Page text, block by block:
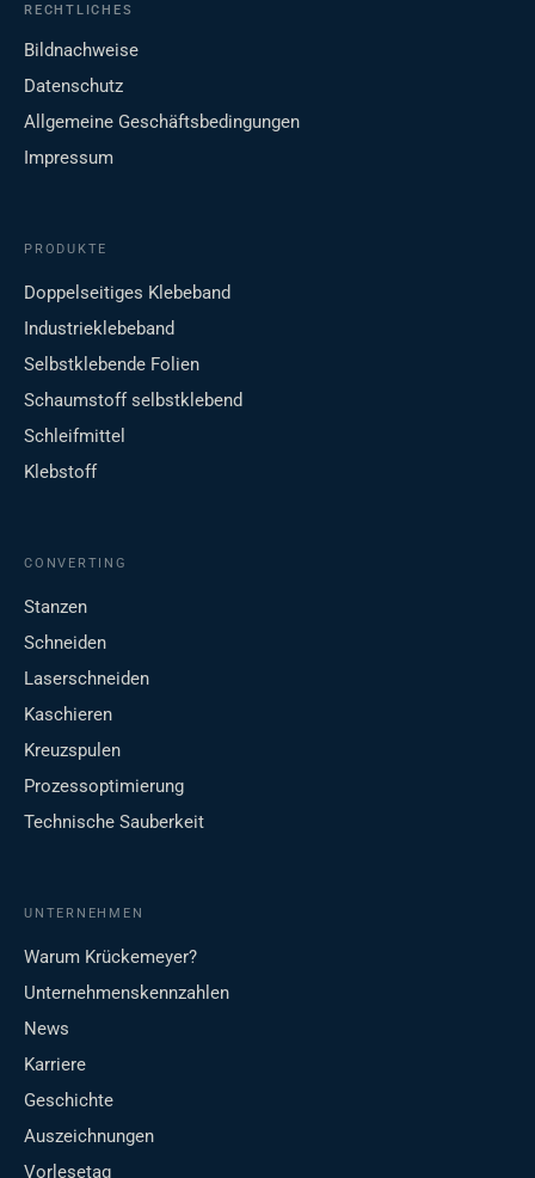
RECHTLICHES
Bildnachweise
Datenschutz
Allgemeine Geschäftsbedingungen
Impressum
PRODUKTE
Doppelseitiges Klebeband
Industrieklebeband
Selbstklebende Folien
Schaumstoff selbstklebend
Schleifmittel
Klebstoff
CONVERTING
Stanzen
Schneiden
Laserschneiden
Kaschieren
Kreuzspulen
Prozessoptimierung
Technische Sauberkeit
UNTERNEHMEN
Warum Krückemeyer?
Unternehmenskennzahlen
News
Karriere
Geschichte
Auszeichnungen
Vorlesetag